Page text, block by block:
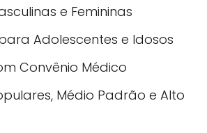
e Femininas
Adolescentes e Idosos
Convênio Médico
Médio Padrão e Alto